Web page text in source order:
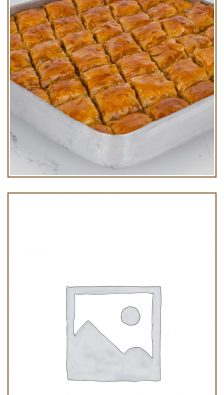
Cevizli Ev Baklavası Kg